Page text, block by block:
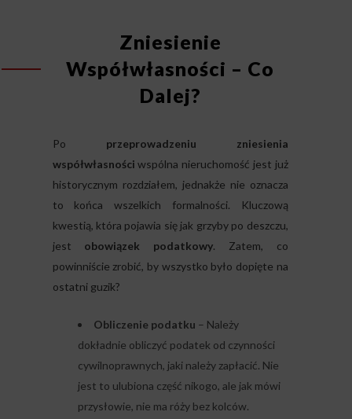
Zniesienie
Współwłasności – Co
Dalej?
Po przeprowadzeniu zniesienia
współwłasności wspólna nieruchomość jest już
historycznym rozdziałem, jednakże nie oznacza
to końca wszelkich formalności. Kluczową
kwestią, która pojawia się jak grzyby po deszczu,
jest obowiązek podatkowy. Zatem, co
powinniście zrobić, by wszystko było dopięte na
ostatni guzik?
Obliczenie podatku – Należy
dokładnie obliczyć podatek od czynności
cywilnoprawnych, jaki należy zapłacić. Nie
jest to ulubiona część nikogo, ale jak mówi
przysłowie, nie ma róży bez kolców.